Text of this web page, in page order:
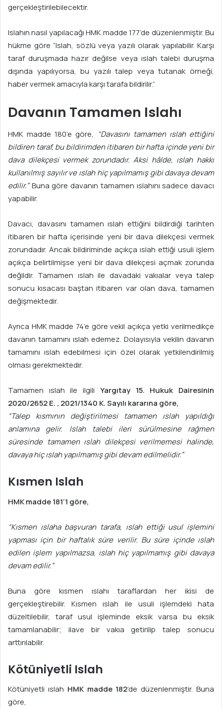
gerçekleştirilebilecektir.
Islahın nasıl yapılacağı HMK madde 177’de düzenlenmiştir. Bu
hükme göre “Islah, sözlü veya yazılı olarak yapılabilir. Karşı
taraf duruşmada hazır değilse veya ıslah talebi duruşma
dışında yapılıyorsa, bu yazılı talep veya tutanak örneği,
haber vermek amacıyla karşı tarafa bildirilir.”
Davanın Tamamen Islahı
HMK madde 180’e göre,
“Davasını tamamen ıslah ettiğini
bildiren taraf, bu bildirimden itibaren bir hafta içinde yeni bir
dava dilekçesi vermek zorundadır. Aksi hâlde, ıslah hakkı
kullanılmış sayılır ve ıslah hiç yapılmamış gibi davaya devam
edilir.”Buna göre davanın tamamen ıslahını sadece davacı
yapabilir.
Davacı, davasını tamamen ıslah ettiğini bildirdiği tarihten
itibaren bir hafta içerisinde yeni bir dava dilekçesi vermek
zorundadır. Ancak bildiriminde açıkça ıslah ettiği usuli işlem
açıkça belirtilmişse yeni bir dava dilekçesi açmak zorunda
değildir. Tamamen ıslah ile davadaki vakıalar veya talep
sonucu kısacası baştan itibaren var olan dava, tamamen
değişmektedir.
Ayrıca HMK madde 74’e göre vekil açıkça yetki verilmedikçe
davanın tamamını ıslah edemez. Dolayısıyla vekilin davanın
tamamını ıslah edebilmesi için özel olarak yetkilendirilmiş
olması gerekmektedir.
Tamamen ıslah ile ilgili Yargıtay 15. Hukuk Dairesinin
2020/2652 E. , 2021/1340 K. Sayılı kararına göre,
“Talep kısmının değiştirilmesi tamamen ıslah yapıldığı
anlamına gelir. Islah talebi ileri sürülmesine rağmen
süresinde tamamen ıslah dilekçesi verilmemesi halinde,
davaya hiç ıslah yapılmamış gibi devam edilmelidir.”
Kısmen Islah
HMK madde 181’1 göre,
“Kısmen ıslaha başvuran tarafa, ıslah ettiği usul işlemini
yapması için bir haftalık süre verilir. Bu süre içinde ıslah
edilen işlem yapılmazsa, ıslah hiç yapılmamış gibi davaya
devam edilir.”
Buna göre kısmen ıslahı taraflardan her ikisi de
gerçekleştirebilir. Kısmen ıslah ile usuli işlemdeki hata
düzeltilebilir, taraf usul işleminde eksik varsa bu eksik
tamamlanabilir; ilave bir vakıa getirilip talep sonucu
arttırılabilir.
Kötüniyetli Islah
Kötüniyetli ıslah HMK madde 182’de düzenlenmiştir. Buna
göre,